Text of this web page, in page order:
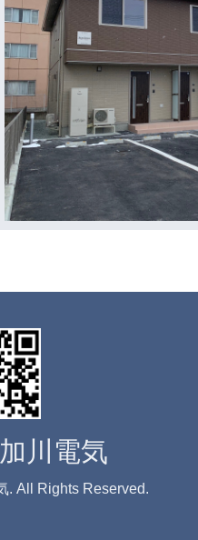
川電気
. All Rights Reserved.